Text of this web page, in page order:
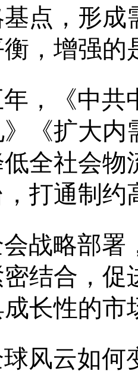
点，形成
，增强的
，《中共
《扩大
低全社会
打通制约
战略部署
结合，促
长性的市
风云如何